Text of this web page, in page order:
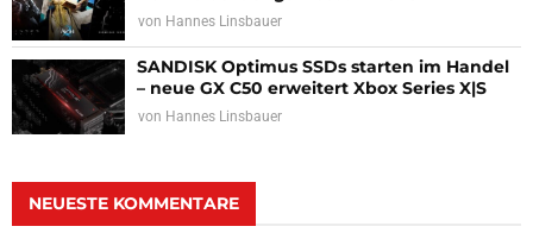
von Hannes Linsbauer
SANDISK Optimus SSDs starten im Handel
– neue GX C50 erweitert Xbox Series X|S
von Hannes Linsbauer
NEUESTE KOMMENTARE